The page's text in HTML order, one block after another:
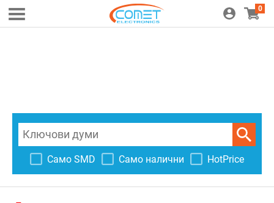
0
Само SMD Само налични HotPrice